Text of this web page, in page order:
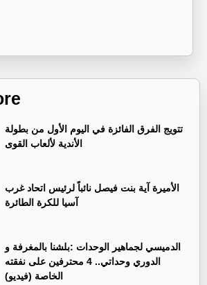
تتويج الفرق الفائزة في اليوم الأول من بطولة
الأندية لألعاب القوى
الأميرة آية بنت فيصل نائباً لرئيس اتحاد غرب
آسيا للكرة الطائرة
الدميسي لجماهير الوحدات :بلشنا بالمغرفة و
الدوري وحداتي.. 4 محترفين على نفقته
الخاصة (فيديو)